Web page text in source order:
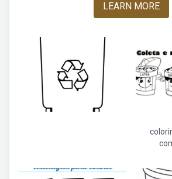
LEARN MORE